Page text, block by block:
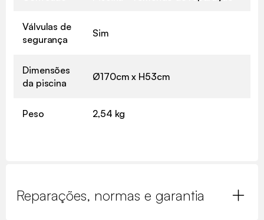
Válvulas de
segurança
Sim
Dimensões
da piscina
Ø170cm x H53cm
Peso 2,54 kg
Reparações, normas e garantia